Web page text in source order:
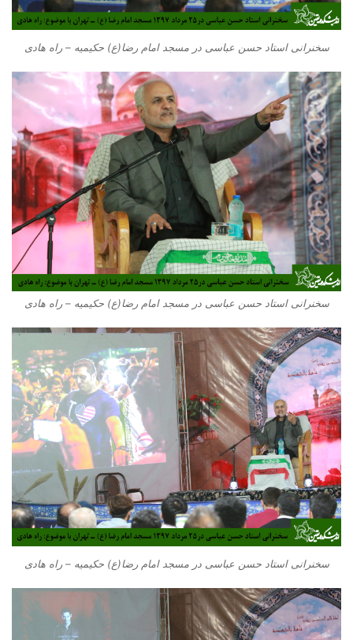
سخنرانی استاد حسن عباسی در مسجد امام رضا(ع) حکیمیه – راه هادی
سخنرانی استاد حسن عباسی در مسجد امام رضا(ع) حکیمیه – راه هادی
سخنرانی استاد حسن عباسی در مسجد امام رضا(ع) حکیمیه – راه هادی